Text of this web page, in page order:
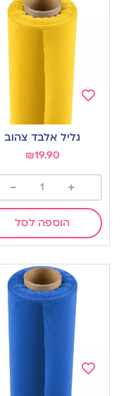
wishlist
גליל אלבד צהוב
₪19.90
+
-
הוספה לסל